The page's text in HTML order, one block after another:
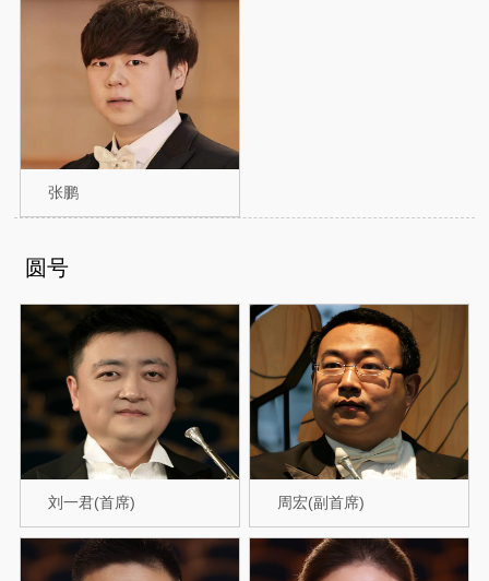
张鹏
圆号
刘一君(首席) 周宏(副首席)